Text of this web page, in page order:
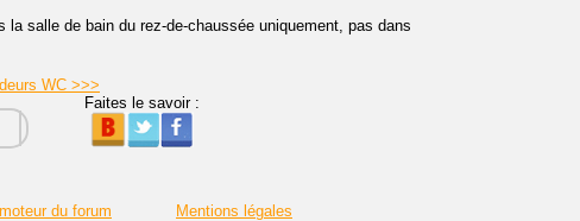
la salle de bain du rez-de-chaussée uniquement, pas dans
WC >>>
Faites le savoir :
du forum
Mentions légales